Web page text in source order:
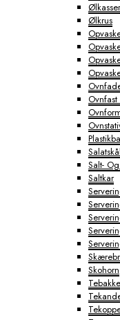
Ølkasser
Ølkrus
Salt-
Saltkar
Skohorn